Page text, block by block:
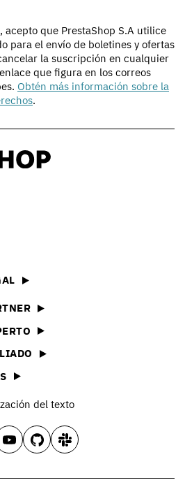
que PrestaShop S.A utilice
para el envío de boletines y ofertas
la suscripción en cualquier
que figura en los correos
Obtén más información sobre la
.
del texto